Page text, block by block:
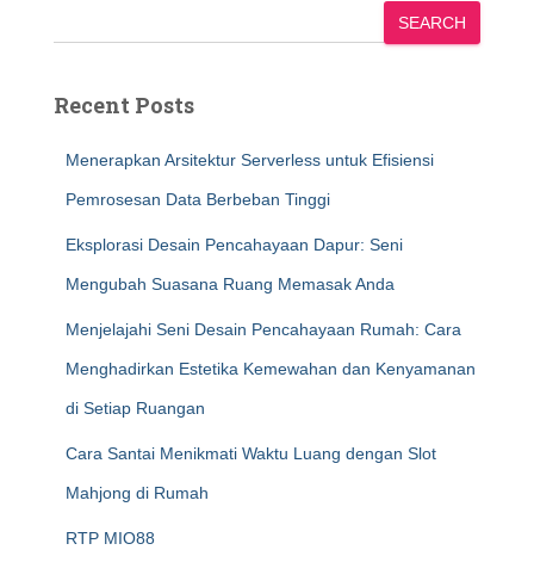
SEARCH
Recent Posts
Menerapkan Arsitektur Serverless untuk Efisiensi
Pemrosesan Data Berbeban Tinggi
Eksplorasi Desain Pencahayaan Dapur: Seni
Mengubah Suasana Ruang Memasak Anda
Menjelajahi Seni Desain Pencahayaan Rumah: Cara
Menghadirkan Estetika Kemewahan dan Kenyamanan
di Setiap Ruangan
Cara Santai Menikmati Waktu Luang dengan Slot
Mahjong di Rumah
RTP MIO88